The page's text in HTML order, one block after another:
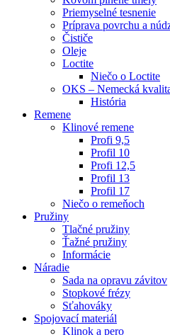
Priemyselné tesnenie
Príprava povrchu a
Čističe
Oleje
Loctite
Niečo o Loctite
OKS – Nemecká
História
Remene
Klinové remene
Profi 9,5
Profil 10
Profi 12,5
Profil 13
Profil 17
Niečo o remeňoch
Pružiny
Tlačné pružiny
Ťažné pružiny
Informácie
Náradie
Sada na opravu závitov
Stopkové frézy
Sťahováky
Spojovací materiál
Klinok a pero